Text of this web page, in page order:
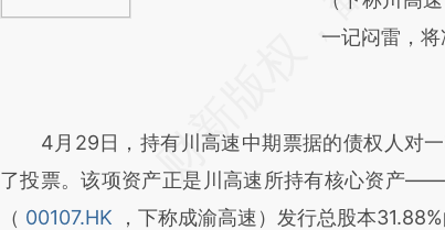
成，可能与
一记闷雷，将
4月29日，持有川高速中期票据的债权人对一
了投票。该项资产正是川高速所持有核心资产
（ 00107.HK ，下称成渝高速）发行总股本31.88%